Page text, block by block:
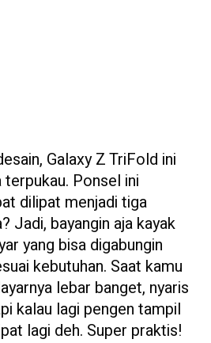
Galaxy Z TriFold ini
Ponsel ini
dilipat menjadi tiga
Jadi, bayangin aja kayak
yang bisa digabungin
kebutuhan. Saat kamu
lebar banget, nyaris
kalau lagi pengen tampil
lagi deh. Super praktis!